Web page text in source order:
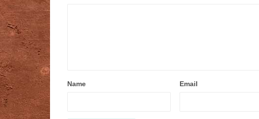
Name Email